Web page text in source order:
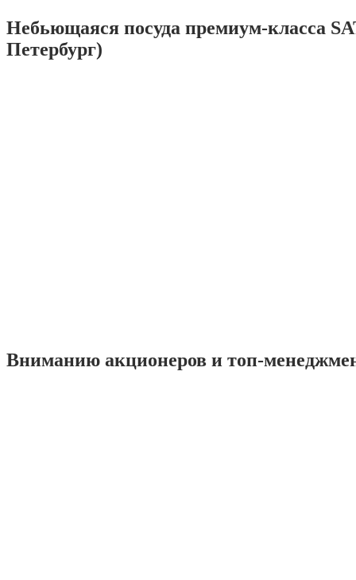
Небьющаяся посуда премиум-класса
Петербург)
Вниманию акционеров и топ-